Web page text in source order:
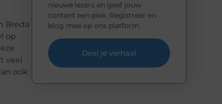
Breda
op
veel
ook
nieuwe lezers en geef jouw
content een plek. Registreer en
blog mee op ons platform.
Deel je verhaal